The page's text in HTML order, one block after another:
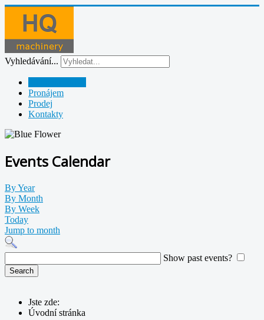
Vyhledávání...
Pronájem
Prodej
Kontakty
Events Calendar
By Year
By Month
By Week
Today
Jump to month
Show past events?
Jste zde:
Úvodní stránka